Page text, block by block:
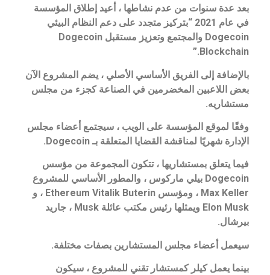
بعد عدة سنوات من عدم نشاطها ، أعيد إطلاق المؤسسة
في عام 2021 “بتركيز متجدد على دعم النظام البيئي
Dogecoin والمجتمع وتعزيز مستقبل Dogecoin
Blockchain.”
بالإضافة إلى الفريق الأساسي الأصلي ، يضم المشروع الآن
بعض اللاعبين المخضرمين في الصناعة كجزء من مجلس
مستشاريه.
وفقًا لموقع المؤسسة على الويب ، سيجتمع أعضاء مجلس
الإدارة شهريًا لمناقشة القضايا المتعلقة بـ Dogecoin.
فيما يتعلق بمستشاريها ، تتكون المجموعة من مؤسس
Dogecoin بيلي ماركوس ، والمطور الأساسي للمشروع
Max Keller ، ومؤسس Ethereum Vitalik Buterin ، و
Elon Musk ويمثلها رئيس مكتب عائلة Musk ، جاريد
بيرشال.
سيعمل أعضاء مجلس المستشارين بصفات مختلفة.
بينما يعمل كيلر كمستشار تقني للمشروع ، سيكون